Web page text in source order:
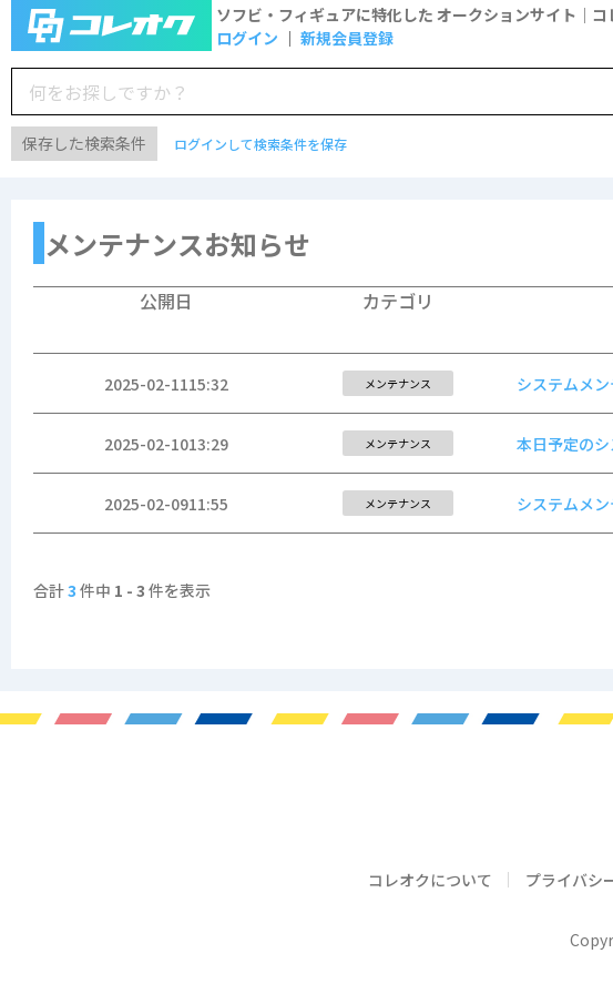
ソフビ・フィギュアに特化した オークションサイト｜コ
ログイン
新規会員登録
保存した検索条件 ログインして検索条件を保存
メンテナンスお知らせ
公開日 カテゴリ
2025-02-1115:32 メンテナンス
システムメ
2025-02-1013:29 メンテナンス
本日予定の
2025-02-0911:55 メンテナンス
システムメ
合計3 件中 1 - 3 件を表示
コレオクについて プライバシ